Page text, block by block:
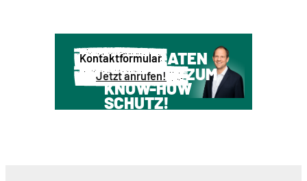
WIR BERATEN
SIE GERNE ZUM
KNOW-HOW
SCHUTZ!
Kontaktformular
Jetzt anrufen!